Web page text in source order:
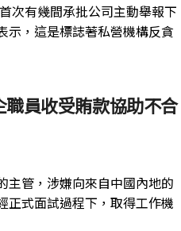
次有幾間承批公司主動舉報下
示，這是標誌著私營機構反貪
員收受賄款協助不合
主管，涉嫌向來自中國內地的
正式面試過程下，取得工作機